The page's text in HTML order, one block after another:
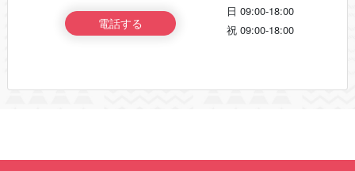
電話する
日 09:00-18:00
祝 09:00-18:00